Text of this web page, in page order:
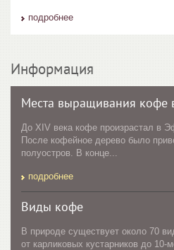
подробнее
Информация
Места выращивания кофе
До XIV века кофе произрастал в
После кофейное дерево было
полуостров. В конце...
подробнее
Виды кофе
В природе существует около 70
от карликовых кустарников до 10-